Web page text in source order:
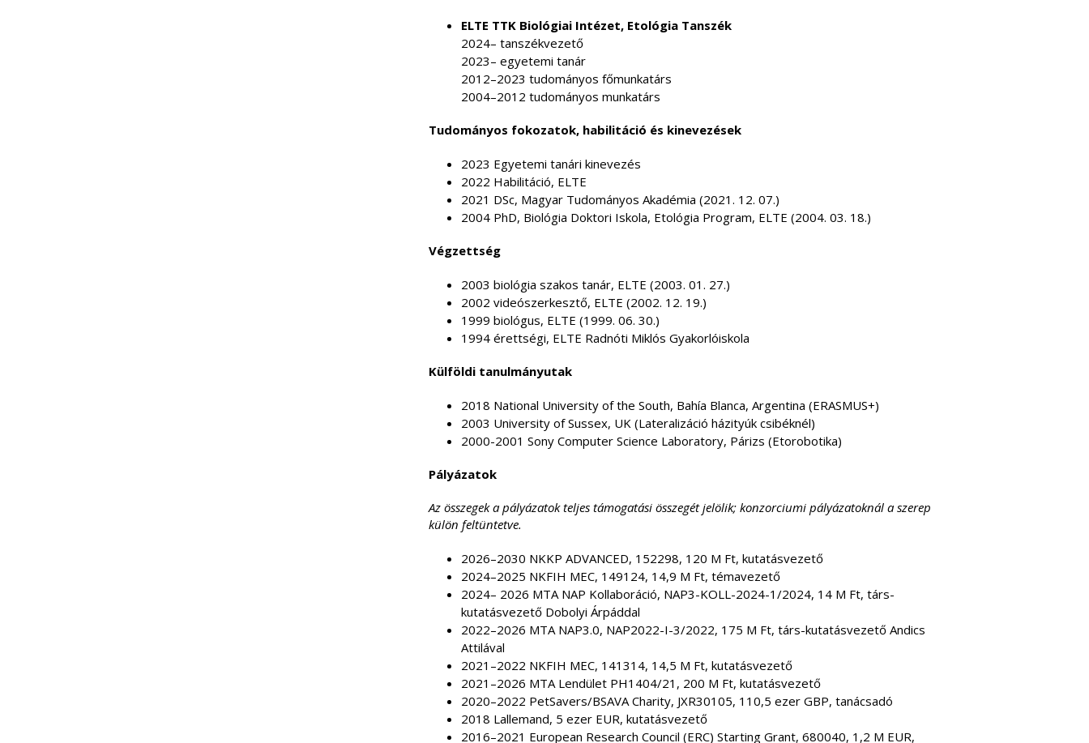
ELTE TTK Biológiai Intézet, Etológia Tanszék
2024– tanszékvezető
2023– egyetemi tanár
2012–2023 tudományos főmunkatárs
2004–2012 tudományos munkatárs
Tudományos fokozatok, habilitáció és kinevezések
2023 Egyetemi tanári kinevezés
2022 Habilitáció, ELTE
2021 DSc, Magyar Tudományos Akadémia (2021. 12. 07.)
2004 PhD, Biológia Doktori Iskola, Etológia Program, ELTE (2004. 03. 18.)
Végzettség
2003 biológia szakos tanár, ELTE (2003. 01. 27.)
2002 videószerkesztő, ELTE (2002. 12. 19.)
1999 biológus, ELTE (1999. 06. 30.)
1994 érettségi, ELTE Radnóti Miklós Gyakorlóiskola
Külföldi tanulmányutak
2018 National University of the South, Bahía Blanca, Argentina (ERASMUS+)
2003 University of Sussex, UK (Lateralizáció házityúk csibéknél)
2000-2001 Sony Computer Science Laboratory, Párizs (Etorobotika)
Pályázatok
Az összegek a pályázatok teljes támogatási összegét jelölik; konzorciumi pályázatoknál a szerep
külön feltüntetve.
2026–2030 NKKP ADVANCED, 152298, 120 M Ft, kutatásvezető
2024–2025 NKFIH MEC, 149124, 14,9 M Ft, témavezető
2024– 2026 MTA NAP Kollaboráció, NAP3-KOLL-2024-1/2024, 14 M Ft, társ-
kutatásvezető Dobolyi Árpáddal
2022–2026 MTA NAP3.0, NAP2022-I-3/2022, 175 M Ft, társ-kutatásvezető Andics
Attilával
2021–2022 NKFIH MEC, 141314, 14,5 M Ft, kutatásvezető
2021–2026 MTA Lendület PH1404/21, 200 M Ft, kutatásvezető
2020–2022 PetSavers/BSAVA Charity, JXR30105, 110,5 ezer GBP, tanácsadó
2018 Lallemand, 5 ezer EUR, kutatásvezető
2016–2021 European Research Council (ERC) Starting Grant, 680040, 1,2 M EUR,